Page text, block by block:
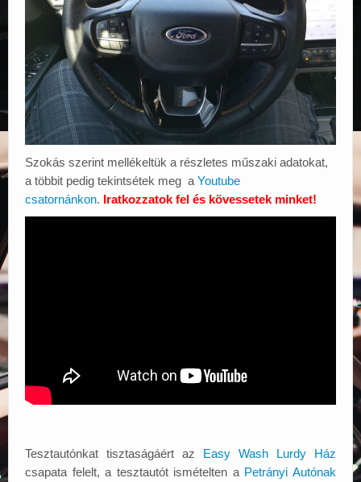
Szokás szerint mellékeltük a részletes műszaki adatokat,
a többit pedig tekintsétek meg a Youtube
csatornánkon. Iratkozzatok fel és kövessetek minket!
Tesztautónkat tisztaságáért az Easy Wash Lurdy Ház
csapata felelt, a tesztautót ismételten a Petrányi Autónak